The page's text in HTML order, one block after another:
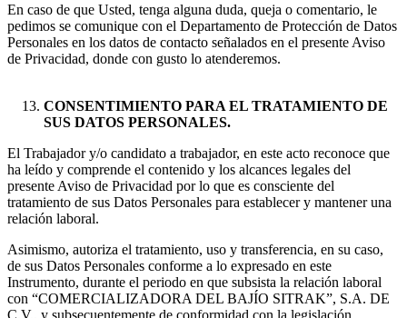
En caso de que Usted, tenga alguna duda, queja o comentario, le
pedimos se comunique con el Departamento de Protección de Datos
Personales en los datos de contacto señalados en el presente Aviso
de Privacidad, donde con gusto lo atenderemos.
CONSENTIMIENTO PARA EL TRATAMIENTO DE
SUS DATOS PERSONALES.
El Trabajador y/o candidato a trabajador, en este acto reconoce que
ha leído y comprende el contenido y los alcances legales del
presente Aviso de Privacidad por lo que es consciente del
tratamiento de sus Datos Personales para establecer y mantener una
relación laboral.
Asimismo, autoriza el tratamiento, uso y transferencia, en su caso,
de sus Datos Personales conforme a lo expresado en este
Instrumento, durante el periodo en que subsista la relación laboral
con “COMERCIALIZADORA DEL BAJÍO SITRAK”, S.A. DE
C.V., y subsecuentemente de conformidad con la legislación